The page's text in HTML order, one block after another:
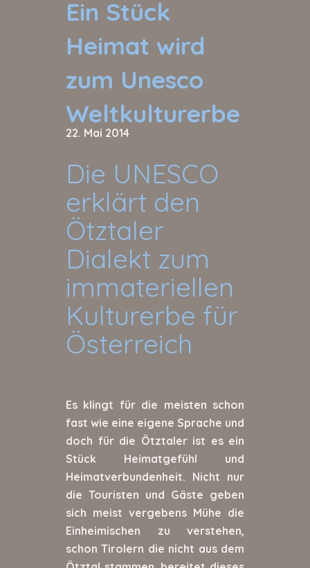
Ein Stück
Heimat wird
zum Unesco
Weltkulturerbe
22. Mai 2014
Die UNESCO
erklärt den
Ötztaler
Dialekt zum
immateriellen
Kulturerbe für
Österreich
Es klingt für die meisten schon
fast wie eine eigene Sprache und
doch für die Ötztaler ist es ein
Stück Heimatgefühl und
Heimatverbundenheit. Nicht nur
die Touristen und Gäste geben
sich meist vergebens Mühe die
Einheimischen zu verstehen,
schon Tirolern die nicht aus dem